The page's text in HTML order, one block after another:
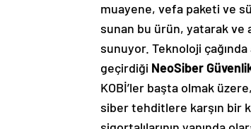
muayene, vefa paketi ve
sunan bu ürün, yatarak ve
sunuyor. Teknoloji çağında
geçirdiği NeoSiber
KOBİ’ler başta olmak
siber tehditlere karşın bir